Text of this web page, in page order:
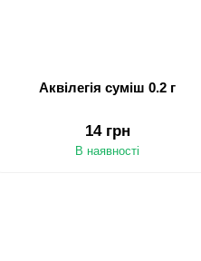
Аквілегія суміш 0.2 г
14 грн
В наявності